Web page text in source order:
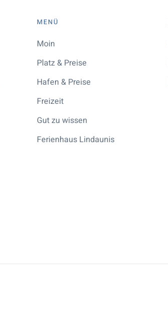
MENÜ
Moin
Platz & Preise
Hafen & Preise
Freizeit
Gut zu wissen
Ferienhaus Lindaunis